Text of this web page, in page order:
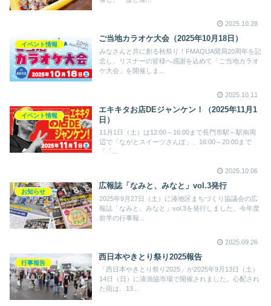
2025.10.28
イベント情報
ご当地カラオケ大会（2025年10月18日）
みなさんと共に創る秋祭り！FMAQUA開局20周年を記
念し、リスナーの皆様へ感謝を込めて「ご当地カラオ
ケ大会」を開催しま...
2025.10.11
イベント情報
エキキタお店DEジャンケン！（2025年11月1
日）
11月1日（土）は12:00～16:00まで長門市駅～駅南周
辺で「ながとスイーツさんぽ」、16:00～20:00まで
「「...
2025.10.06
お知らせ
広報誌「なみと、みなと」vol.3発行
2025年9月27日（土）に湊地区まちづくり協議会の広
報誌「なみと、みなと」vol.3を発行しました。今年度
前半の行事報...
2025.09.26
行事報告
西日本やきとり祭り2025報告
「西日本やきとり祭り2025」が2025年9月13日（土）
14日（日）に湊漁協市場で開催されました。心配され
た雨は、13...